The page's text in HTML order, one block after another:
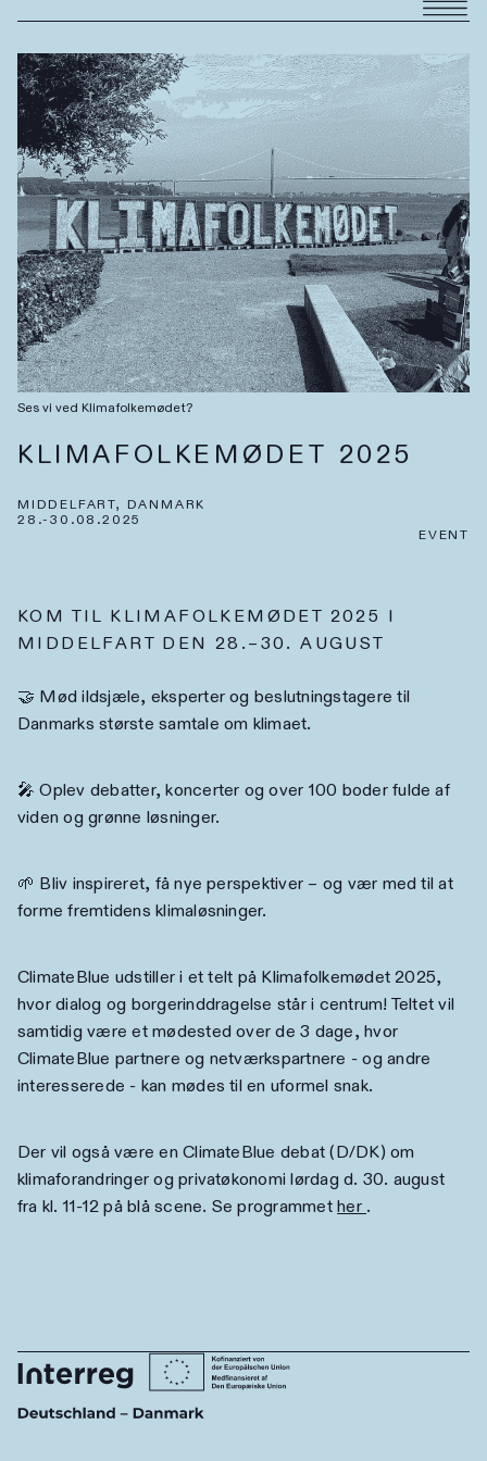
Ses vi ved Klimafolkemødet?
KLIMAFOLKEMØDET 2025
MIDDELFART, DANMARK
28.-30.08.2025
EVENT
KOM TIL KLIMAFOLKEMØDET 2025 I
MIDDELFART DEN 28.–30. AUGUST
🤝 Mød ildsjæle, eksperter og beslutningstagere til
Danmarks største samtale om klimaet.
🎤 Oplev debatter, koncerter og over 100 boder fulde af
viden og grønne løsninger.
🌱 Bliv inspireret, få nye perspektiver – og vær med til at
forme fremtidens klimaløsninger.
ClimateBlue udstiller i et telt på Klimafolkemødet 2025,
hvor dialog og borgerinddragelse står i centrum! Teltet vil
samtidig være et mødested over de 3 dage, hvor
ClimateBlue partnere og netværkspartnere - og andre
interesserede - kan mødes til en uformel snak.
Der vil også være en ClimateBlue debat (D/DK) om
klimaforandringer og privatøkonomi lørdag d. 30. august
fra kl. 11-12 på blå scene. Se programmether .